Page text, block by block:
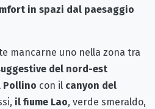
in spazi dal paesaggio
mancarne uno nella zona tra
del nord-est
Pollino con il canyon del
il fiume Lao, verde smeraldo,